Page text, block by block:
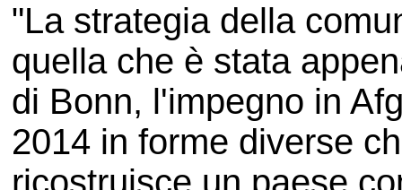
"La strategia della
quella che è stata
di Bonn, l'impegno in
2014 in forme diverse
ricostruisce un paese